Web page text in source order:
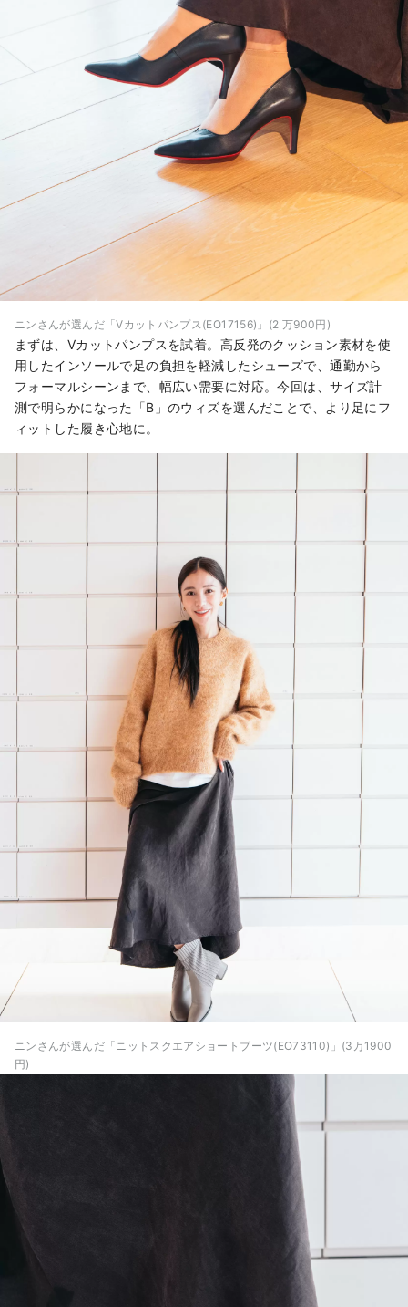
ニンさんが選んだ「Vカットパンプス(EO17156)」(2 万900円)
まずは、Vカットパンプスを試着。高反発のクッション素材を使
用したインソールで足の負担を軽減したシューズで、通勤から
フォーマルシーンまで、幅広い需要に対応。今回は、サイズ計
測で明らかになった「B」のウィズを選んだことで、より足にフ
ィットした履き心地に。
ニンさんが選んだ「ニットスクエアショートブーツ(EO73110)」(3万1900
円)